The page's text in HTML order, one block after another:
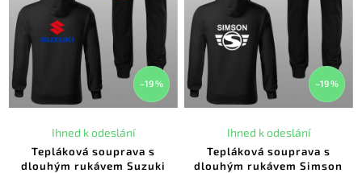
–19 %
Tepláková souprava s
dlouhým rukávem Suzuki
Ihned k odeslání
–19 %
Tepláková souprava s
dlouhým rukávem Simson
Ihned k odeslání